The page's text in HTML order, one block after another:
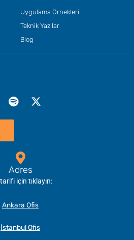
Uygulama Örnekleri
Teknik Yazılar
Blog
twitter
Adres
için tıklayın:
Ankara Ofis
İstanbul Ofis